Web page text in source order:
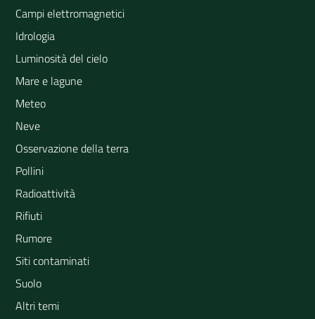
Campi elettromagnetici
Idrologia
Luminosità del cielo
Mare e lagune
Meteo
Neve
Osservazione della terra
Pollini
Radioattività
Rifiuti
Rumore
Siti contaminati
Suolo
Altri temi